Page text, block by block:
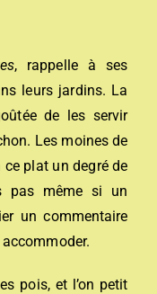
, rappelle à ses
leurs jardins. La
de les servir
Les moines de
plat un degré de
pas même si un
un commentaire
pois, et l’on petit